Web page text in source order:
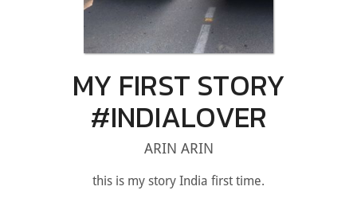
MY FIRST STORY
#INDIALOVER
ARIN ARIN
this is my story India first time.